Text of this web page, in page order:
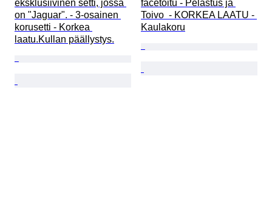
eksklusiivinen setti, jossa
on "Jaguar". - 3-osainen
korusetti - Korkea
laatu.Kullan päällystys.
facetoitu - Pelastus ja
Toivo  - KORKEA LAATU -
Kaulakoru